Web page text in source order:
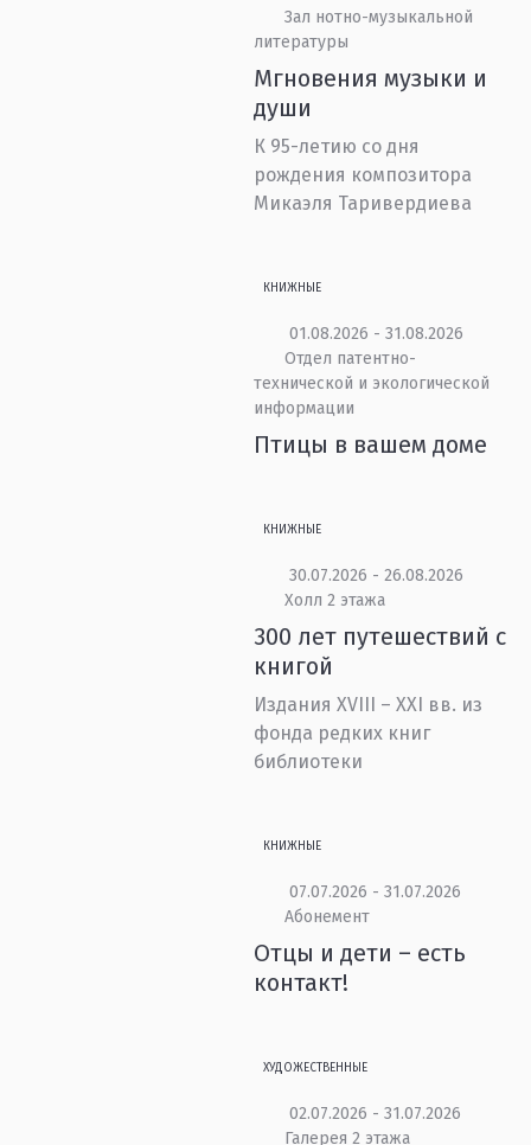
Зал нотно-музыкальной
литературы
Мгновения музыки и
души
К 95-летию со дня
рождения композитора
Микаэля Таривердиева
КНИЖНЫЕ
01.08.2026 - 31.08.2026
Отдел патентно-
технической и экологической
информации
Птицы в вашем доме
КНИЖНЫЕ
30.07.2026 - 26.08.2026
Холл 2 этажа
300 лет путешествий с
книгой
Издания XVIII – XXI вв. из
фонда редких книг
библиотеки
КНИЖНЫЕ
07.07.2026 - 31.07.2026
Абонемент
Отцы и дети – есть
контакт!
ХУДОЖЕСТВЕННЫЕ
02.07.2026 - 31.07.2026
Галерея 2 этажа